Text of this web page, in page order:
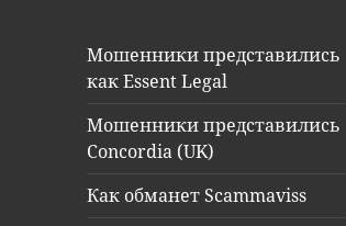
Мошенники представились
как Essent Legal
Мошенники представились
Concordia (UK)
Как обманет Scammaviss